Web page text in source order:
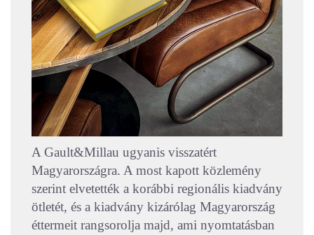
A Gault&Millau ugyanis visszatért
Magyarországra. A most kapott közlemény
szerint elvetették a korábbi regionális kiadvány
ötletét, és a kiadvány kizárólag Magyarország
éttermeit rangsorolja majd, ami nyomtatásban